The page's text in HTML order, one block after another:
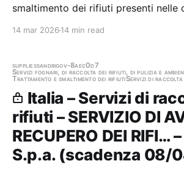
smaltimento dei rifiuti presenti nelle
14 mar 2026 14 min read
suppliessandrigov-8aec0d7
Servizi fognari, di raccolta dei rifiuti, di pulizia e
Trattamento e smaltimento dei rifiutiServizi di
Italia – Servizi di
rifiuti – SERVIZIO DI
RECUPERO DEI RIFI…
S.p.a. (scadenza 08/